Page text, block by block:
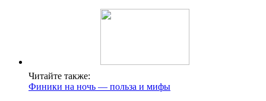
Читайте также:
Финики на ночь — польза и мифы